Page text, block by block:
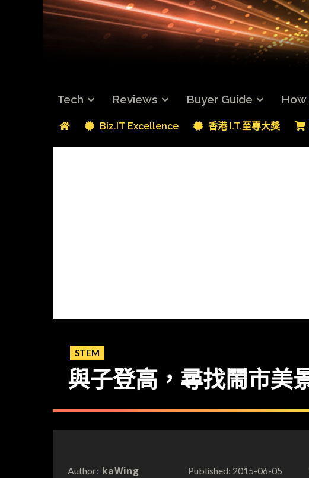
Tech Reviews Buyer Guide How
Biz.IT Excellence 香港 I.T.至專大獎
STEM
與子登高，尋找鬧市美
Author: kaWing Published: 2015-06-05